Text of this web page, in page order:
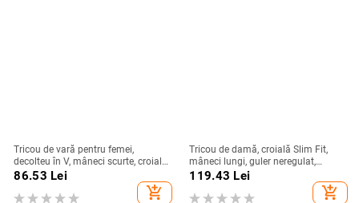
Tricou de vară pentru femei,
decolteu în V, mâneci scurte, croială
lejeră, imprimeu cu efect 3D, stil
86.53 Lei
add_shopping_cart
Tricou de damă, croială Slim Fit,
mâneci lungi, guler neregulat,
poliester, Toamna 2025
119.43 Lei
add_shopping_cart